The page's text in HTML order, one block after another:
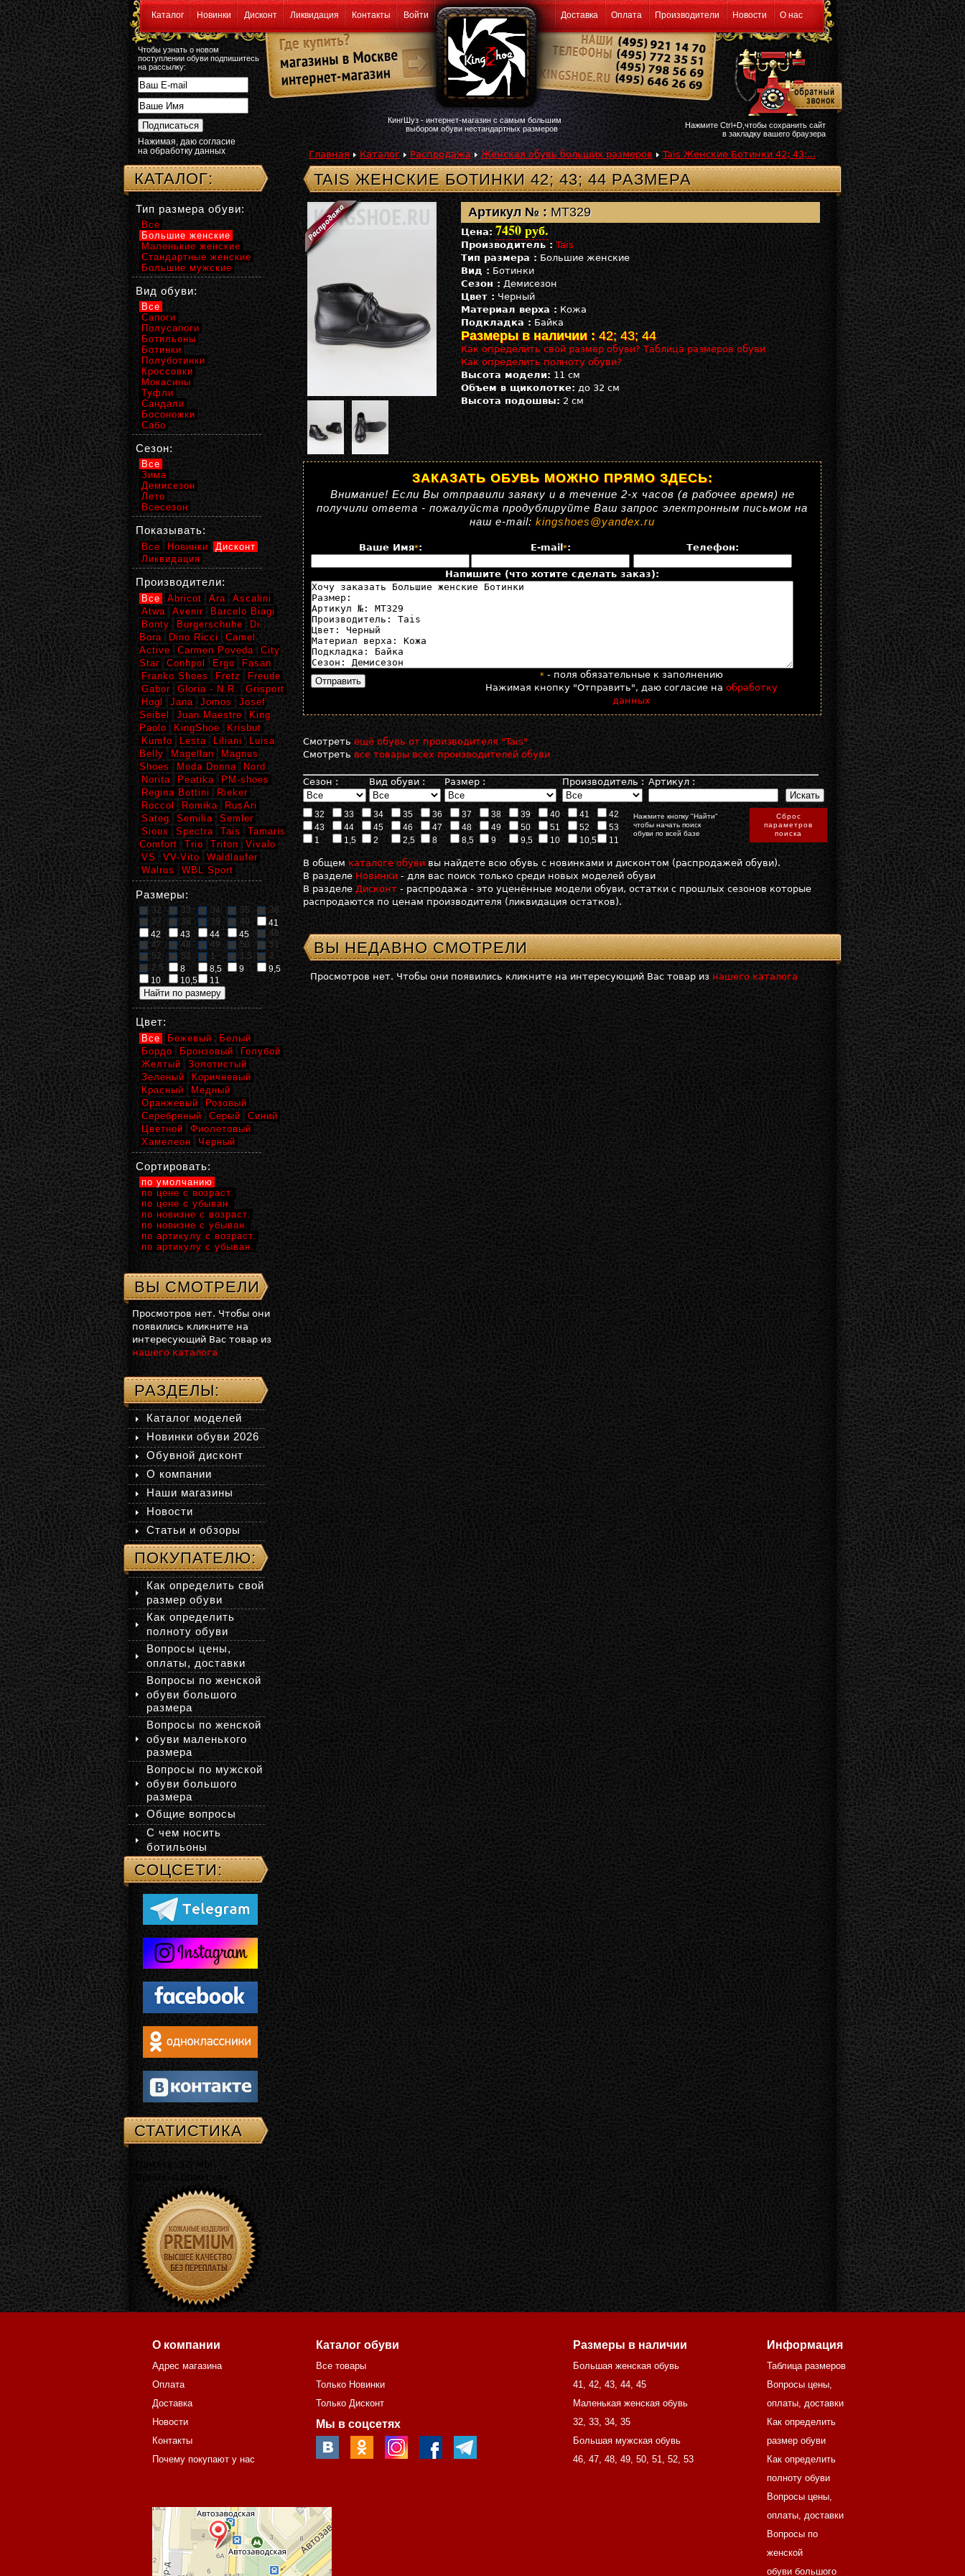
Каталог Новинки Дисконт Ликвидация Контакты Войти Доставка Оплата Производители Новости О нас
Чтобы узнать о новом
поступлении обуви подпишитесь
на рассылку:
Нажимая, даю согласие
на обработку данных
КингШуз - интернет-магазин с самым большим
выбором обуви нестандартных размеров
Нажмите Ctrl+D,чтобы сохранить сайт
в закладку вашего браузера
Главная Каталог Распродажа Женская обувь больших размеров Tais Женские Ботинки 42; 43;...
TAIS ЖЕНСКИЕ БОТИНКИ 42; 43; 44 РАЗМЕРА
Артикул № : MT329
Цена: 7450 руб.
Производитель : Tais
Тип размера : Большие женские
Вид : Ботинки
Сезон : Демисезон
Цвет : Черный
Материал верха : Кожа
Подкладка : Байка
Размеры в наличии : 42; 43; 44
Как определить свой размер обуви? Таблица размеров обуви
Как определить полноту обуви?
Высота модели: 11 см
Объем в щиколотке: до 32 см
Высота подошвы: 2 см
ЗАКАЗАТЬ ОБУВЬ МОЖНО ПРЯМО ЗДЕСЬ:
Внимание! Если Вы отправили заявку и в течение 2-х часов (в рабочее время) не
получили ответа - пожалуйста продублируйте Ваш запрос электронным письмом на
наш e-mail: kingshoes@yandex.ru
Ваше Имя*: E-mail *: Телефон:
Напишите (что хотите сделать заказ):
* - поля обязательные к заполнению
Нажимая кнопку "Отправить", даю согласие на обработку
данных
Смотретьещё обувь от производителя "Tais"
Смотреть все товары всех производителей обуви
Сезон : Вид обуви : Размер : Производитель : Артикул :
32 33 34 35 36 37 38 39 40 41
42
43
44 45 46 47 48 49 50 51 52
53
1
1,5 2 2,5 8 8,5 9 9,5 10 10,5 11
Нажмите кнопку "Найти"
чтобы начать поиск
обуви по всей базе
Сброс
параметров
поиска
В общем каталоге обуви вы найдете всю обувь с новинками и дисконтом (распродажей обуви).
В разделе Новинки - для вас поиск только среди новых моделей обуви
В разделе Дисконт - распродажа - это уценённые модели обуви, остатки с прошлых сезонов которые
распродаются по ценам производителя (ликвидация остатков).
ВЫ НЕДАВНО СМОТРЕЛИ
Просмотров нет. Чтобы они появились кликните на интересующий Вас товар из нашего каталога
КАТАЛОГ:
Тип размера обуви:
Все
Большие женские
Маленькие женские
Стандартные женские
Большие мужские
Вид обуви:
Все
Сапоги
Полусапоги
Ботильоны
Ботинки
Полуботинки
Кроссовки
Мокасины
Туфли
Сандали
Босоножки
Сабо
Сезон:
Все
Зима
Демисезон
Лето
Всесезон
Показывать:
Все Новинки
Дисконт
Ликвидация
Производители:
Все Abricot Ara
Ascalini
Atwa
Avenir
Barcelo Biagi
Bonty
Burgerschuhe
Di
Bora
Dino Ricci
Camel
Active
Carmen Poveda
City
Star
Conhpol Ergo
Fasan
Franko Shoes
Fretz
Freude
Gabor
Gloria - N.R.
Grisport
Hogl
Jana Jomos
Josef
Seibel
Juan Maestre
King
Paolo
KingShoe
Krisbut
Kumfo
Lesta Liliani
Luisa
Belly
Magellan
Magnus
Shoes
Moda Donna
Nord
Norita
Peatika
PM-shoes
Regina Bottini
Rieker
Roccol
Romika
RusAri
Sateg
Semilia
Semler
Sioux
Spectra Tais
Tamaris
Comfort
Trio Triton
Vivalo
VS
VV-Vito
Waldlaufer
Walrus
WBL Sport
Размеры:
32 33 34 35
36
37
38 39 40
41
42
43 44 45
46
47
48 49 50
51
52
53 1 1,5
2
2,5
8 8,5 9
9,5
10
10,5 11
Цвет:
Все Бежевый
Белый
Бордо
Бронзовый
Голубой
Желтый
Золотистый
Зеленый
Коричневый
Красный
Медный
Оранжевый
Розовый
Серебряный
Серый
Синий
Цветной
Фиолетовый
Хамелеон
Черный
Сортировать:
по умолчанию
по цене с возраст.
по цене с убыван.
по новизне с возраст.
по новизне с убыван.
по артикулу с возраст.
по артикулу с убыван.
ВЫ СМОТРЕЛИ
Просмотров нет. Чтобы они
появились кликните на
интересующий Вас товар из
нашего каталога
РАЗДЕЛЫ:
Каталог моделей
Новинки обуви 2026
Обувной дисконт
О компании
Наши магазины
Новости
Статьи и обзоры
ПОКУПАТЕЛЮ:
Как определить свой
размер обуви
Как определить
полноту обуви
Вопросы цены,
оплаты, доставки
Вопросы по женской
обуви большого
размера
Вопросы по женской
обуви маленького
размера
Вопросы по мужской
обуви большого
размера
Общие вопросы
С чем носить
ботильоны
СОЦСЕТИ:
СТАТИСТИКА
Память: 3.5 Mb
Время: 0.00991 сек.
О компании
Адрес магазина
Оплата
Доставка
Новости
Контакты
Почему покупают у нас
Каталог обуви
Все товары
Только Новинки
Только Дисконт
Мы в соцсетях
Размеры в наличии
Большая женская обувь
41, 42, 43, 44, 45
Маленькая женская обувь
32, 33, 34, 35
Большая мужская обувь
46, 47, 48, 49, 50, 51, 52, 53
Информация
Таблица размеров
Вопросы цены,
оплаты, доставки
Как определить
размер обуви
Как определить
полноту обуви
Вопросы цены,
оплаты, доставки
Вопросы по
женской
обуви большого